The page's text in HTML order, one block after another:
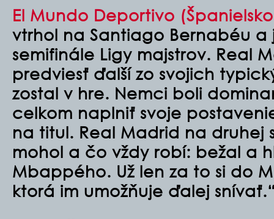
El Mundo Deportivo
vtrhol na Santiago Bernabéu a
semifinále Ligy majstrov. Real
predviesť ďalší zo svojich
zostal v hre. Nemci boli
celkom naplniť svoje
na titul. Real Madrid na druhej
mohol a čo vždy robí: bežal a
Mbappého. Už len za to si do
ktorá im umožňuje ďalej